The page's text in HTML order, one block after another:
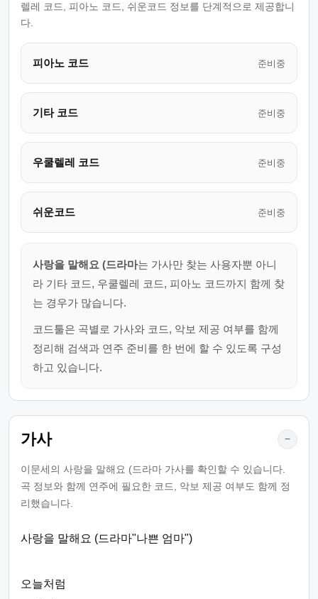
렐레 코드, 피아노 코드, 쉬운코드 정보를 단계적으로 제공합니
다.
피아노 코드 준비중
기타 코드 준비중
우쿨렐레 코드 준비중
쉬운코드 준비중
사랑을 말해요 (드라마는 가사만 찾는 사용자뿐 아니
라 기타 코드, 우쿨렐레 코드, 피아노 코드까지 함께 찾
는 경우가 많습니다.
코드툴은 곡별로 가사와 코드, 악보 제공 여부를 함께
정리해 검색과 연주 준비를 한 번에 할 수 있도록 구성
하고 있습니다.
가사 −
이문세의 사랑을 말해요 (드라마 가사를 확인할 수 있습니다.
곡 정보와 함께 연주에 필요한 코드, 악보 제공 여부도 함께 정
리했습니다.
사랑을 말해요 (드라마"나쁜 엄마")
오늘처럼